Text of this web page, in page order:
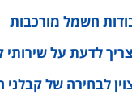
חשמל מורכבות
לדעת על
לבחירה של